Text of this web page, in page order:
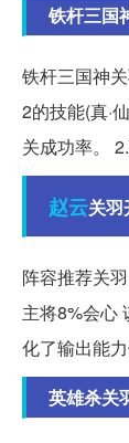
铁杆三国
铁杆三国神
2的技能(真·
关成功率。
赵云关
阵容推荐关
主将8%会心
化了输出能
英雄杀关